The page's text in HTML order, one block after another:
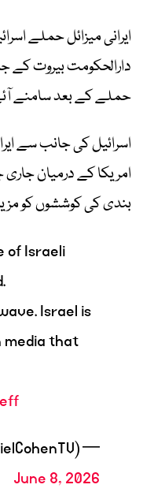
ایرانی میزائل حملے
دارالحکومت بیروت کے
حملے کے بعد سامنے
اسرائیل کی جانب سے
امریکا کے درمیان
بندی کی کوششوں کو
of Israeli
Israel is
media that
— Daniel Cohen (@DanielCohenTV)
June 8, 2026